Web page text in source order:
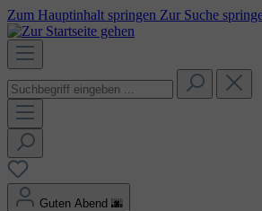
Zum Hauptinhalt springen Zur Suche
Guten Abend 🌆